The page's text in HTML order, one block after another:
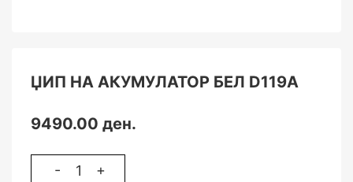
ЏИП НА АКУМУЛАТОР БЕЛ D119A
9490.00 ден.
- +